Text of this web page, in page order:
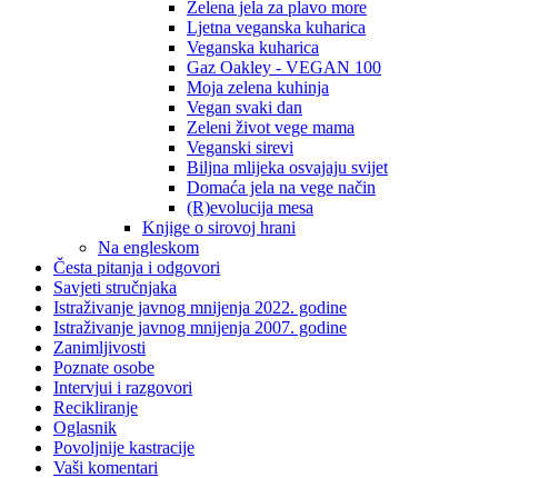
Zelena jela za plavo more
Ljetna veganska kuharica
Veganska kuharica
Gaz Oakley - VEGAN 100
Moja zelena kuhinja
Vegan svaki dan
Zeleni život vege mama
Veganski sirevi
Biljna mlijeka osvajaju svijet
Domaća jela na vege način
(R)evolucija mesa
Knjige o sirovoj hrani
Na engleskom
Česta pitanja i odgovori
Savjeti stručnjaka
Istraživanje javnog mnijenja 2022. godine
Istraživanje javnog mnijenja 2007. godine
Zanimljivosti
Poznate osobe
Intervjui i razgovori
Recikliranje
Oglasnik
Povoljnije kastracije
Vaši komentari